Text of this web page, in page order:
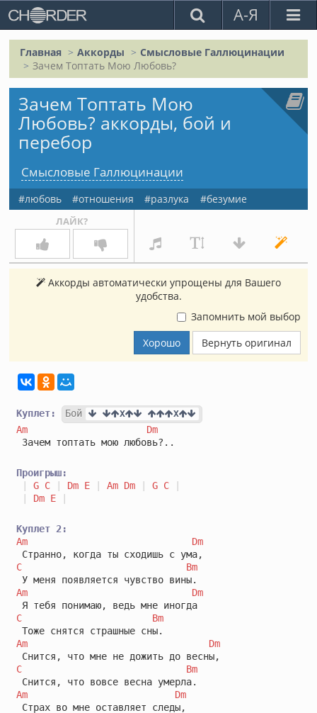
А-Я
Главная Аккорды
Смысловые Галлюцинации
Зачем Топтать Мою Любовь?
Зачем Топтать Мою
Любовь? аккорды, бой и
перебор
Смысловые Галлюцинации
любовь отношения разлука безумие
ЛАЙК?
Аккорды автоматически упрощены для Вашего
удобства.
Запомнить мой выбор
Хорошо
Вернуть оригинал
Куплет: Бой X X
Am
Dm
Зачем топтать мою любовь?..
Проигрыш:
|
G C | Dm E | Am Dm | G C
|
|
Dm E |
Куплет 2:
Am
Dm
C
Bm
Am
Dm
Я тебя понимаю, ведь мне иногда
C
Bm
Am
Dm
C
Bm
Am
Dm